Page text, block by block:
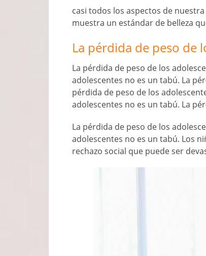
casi todos los aspectos de
muestra un estándar de belleza
La pérdida de peso de
La pérdida de peso de los
adolescentes no es un tabú. La
pérdida de peso de los
adolescentes no es un tabú. La
La pérdida de peso de los
adolescentes no es un tabú. Los
rechazo social que puede ser